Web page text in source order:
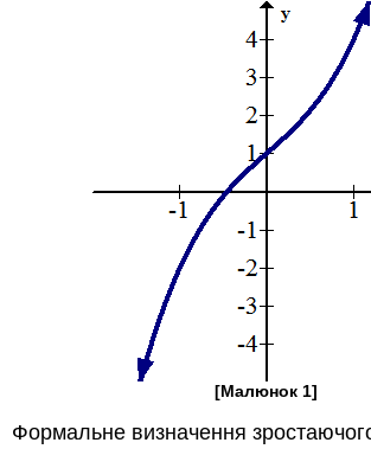
[Малюнок 1]
Формальне визначення